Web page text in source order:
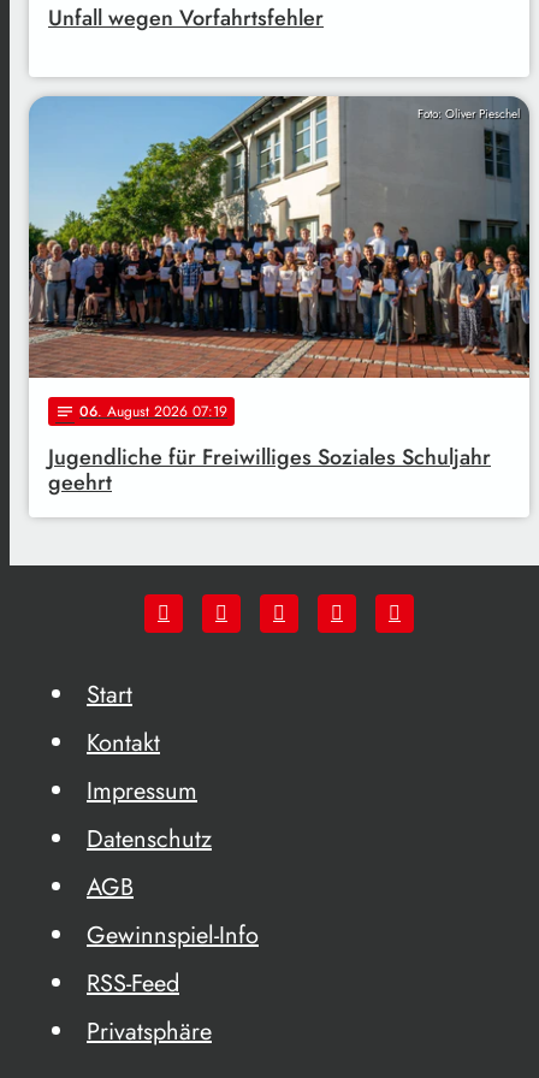
Unfall wegen Vorfahrtsfehler
Foto: Oliver Pieschel
notes 06. August 2026 07:19
Jugendliche für Freiwilliges Soziales Schuljahr
geehrt
Start
Kontakt
Impressum
Datenschutz
AGB
Gewinnspiel-Info
RSS-Feed
Privatsphäre